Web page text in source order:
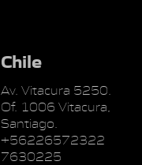
Chile
Av. Vitacura 5250.
Of. 1006 Vitacura,
Santiago.
+56226572322
7630225